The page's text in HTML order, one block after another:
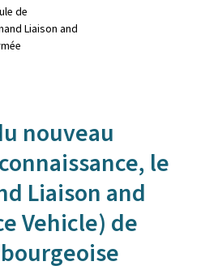
de
Liaison and
nouveau
le
Liaison and
Vehicle) de